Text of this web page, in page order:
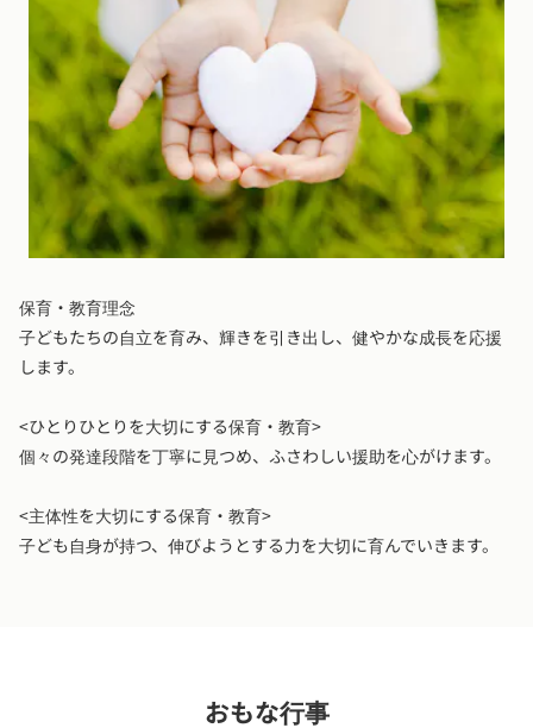
保育・教育理念
子どもたちの自立を育み、輝きを引き出し、健やかな成長を応援
します。
<ひとりひとりを大切にする保育・教育>
個々の発達段階を丁寧に見つめ、ふさわしい援助を心がけます。
<主体性を大切にする保育・教育>
子ども自身が持つ、伸びようとする力を大切に育んでいきます。
おもな行事